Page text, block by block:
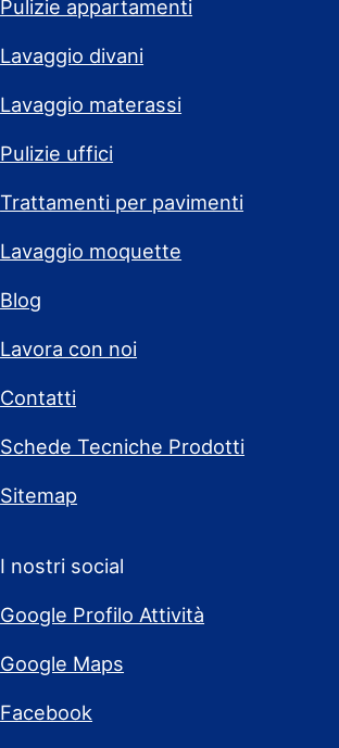
Pulizie appartamenti
Lavaggio divani
Lavaggio materassi
Pulizie uffici
Trattamenti per pavimenti
Lavaggio moquette
Blog
Lavora con noi
Contatti
Schede Tecniche Prodotti
Sitemap
I nostri social
Google Profilo Attività
Google Maps
Facebook